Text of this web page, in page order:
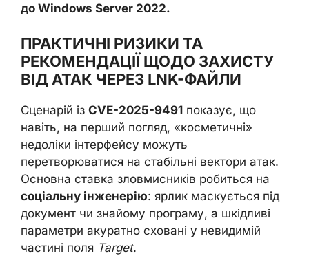
до Windows Server 2022.
ПРАКТИЧНІ РИЗИКИ ТА
РЕКОМЕНДАЦІЇ ЩОДО ЗАХИСТУ
ВІД АТАК ЧЕРЕЗ LNK-ФАЙЛИ
Сценарій із CVE-2025-9491 показує, що
навіть, на перший погляд, «косметичні»
недоліки інтерфейсу можуть
перетворюватися на стабільні вектори атак.
Основна ставка зловмисників робиться на
соціальну інженерію: ярлик маскується під
документ чи знайому програму, а шкідливі
параметри акуратно сховані у невидимій
частині поля Target.